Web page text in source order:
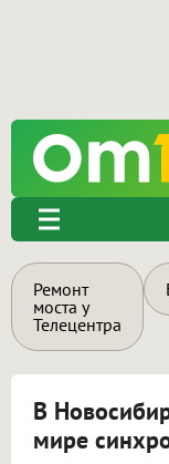
Ремонт
моста у
Телецентра
В
мире